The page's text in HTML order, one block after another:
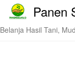
Panen
Belanja Hasil Tani,